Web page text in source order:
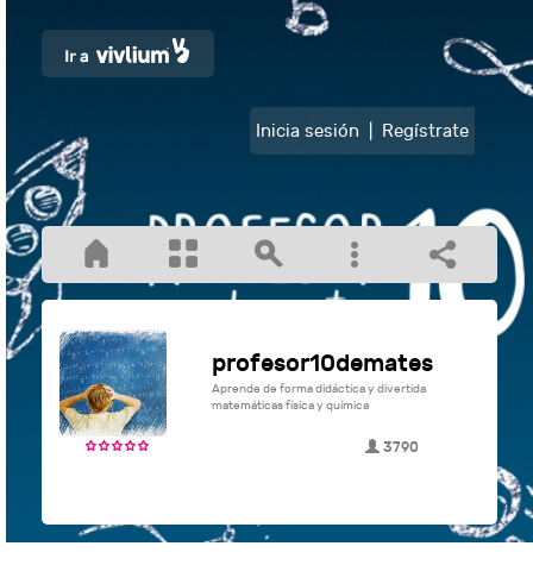
Inicia sesión Regístrate
profesor10demates
Aprende de forma didáctica y divertida
matemáticas física y química
3790